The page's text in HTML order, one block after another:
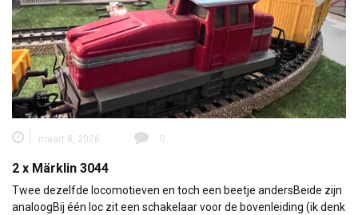
maart 8, 2026 0
2 x Märklin 3044
Twee dezelfde locomotieven en toch een beetje andersBeide zijn
analoogBij één loc zit een schakelaar voor de bovenleiding (ik denk